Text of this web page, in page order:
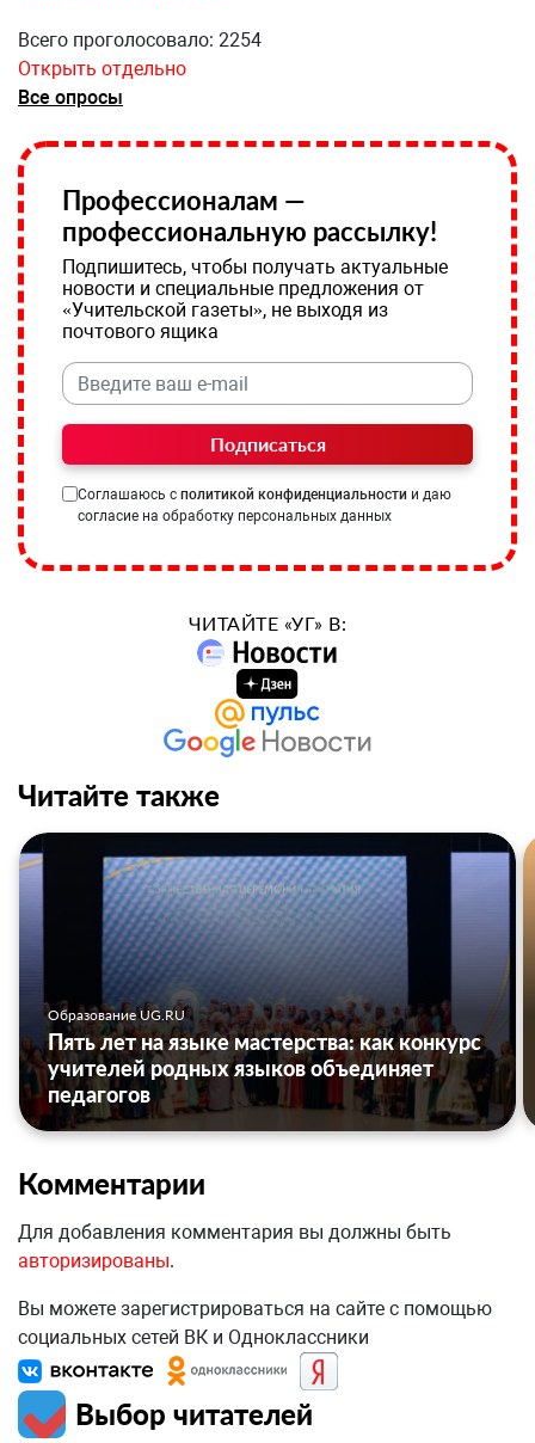
Всего проголосовало: 2254
Открыть отдельно
Все опросы
Профессионалам —
профессиональную рассылку!
Подпишитесь, чтобы получать актуальные
новости и специальные предложения от
«Учительской газеты», не выходя из
почтового ящика
Подписаться
Соглашаюсь с политикой конфиденциальности и даю
согласие на обработку персональных данных
ЧИТАЙТЕ «УГ» В:
Читайте также
Образование UG.RU
Пять лет на языке мастерства: как конкурс
учителей родных языков объединяет
педагогов
Комментарии
Для добавления комментария вы должны быть
авторизированы.
Вы можете зарегистрироваться на сайте с помощью
социальных сетей ВК и Одноклассники
Выбор читателей